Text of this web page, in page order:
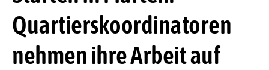
Quartierskoordinatoren
nehmen ihre Arbeit auf